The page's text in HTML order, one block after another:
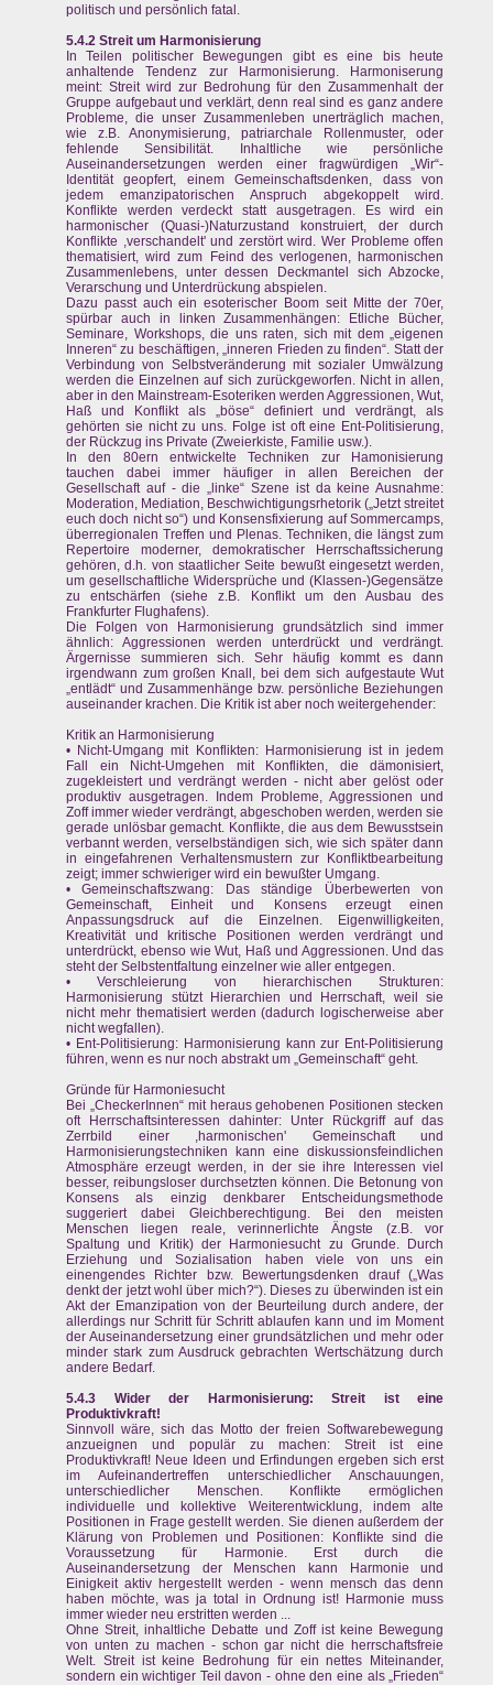
politisch und persönlich fatal.
5.4.2 Streit um Harmonisierung
In Teilen politischer Bewegungen gibt es eine bis heute
anhaltende Tendenz zur Harmonisierung. Harmoniserung
meint: Streit wird zur Bedrohung für den Zusammenhalt der
Gruppe aufgebaut und verklärt, denn real sind es ganz andere
Probleme, die unser Zusammenleben unerträglich machen,
wie z.B. Anonymisierung, patriarchale Rollenmuster, oder
fehlende Sensibilität. Inhaltliche wie persönliche
Auseinandersetzungen werden einer fragwürdigen „Wir“-
Identität geopfert, einem Gemeinschaftsdenken, dass von
jedem emanzipatorischen Anspruch abgekoppelt wird.
Konflikte werden verdeckt statt ausgetragen. Es wird ein
harmonischer (Quasi-)Naturzustand konstruiert, der durch
Konflikte ,verschandelt' und zerstört wird. Wer Probleme offen
thematisiert, wird zum Feind des verlogenen, harmonischen
Zusammenlebens, unter dessen Deckmantel sich Abzocke,
Verarschung und Unterdrückung abspielen.
Dazu passt auch ein esoterischer Boom seit Mitte der 70er,
spürbar auch in linken Zusammenhängen: Etliche Bücher,
Seminare, Workshops, die uns raten, sich mit dem „eigenen
Inneren“ zu beschäftigen, „inneren Frieden zu finden“. Statt der
Verbindung von Selbstveränderung mit sozialer Umwälzung
werden die Einzelnen auf sich zurückgeworfen. Nicht in allen,
aber in den Mainstream-Esoteriken werden Aggressionen, Wut,
Haß und Konflikt als „böse“ definiert und verdrängt, als
gehörten sie nicht zu uns. Folge ist oft eine Ent-Politisierung,
der Rückzug ins Private (Zweierkiste, Familie usw.).
In den 80ern entwickelte Techniken zur Hamonisierung
tauchen dabei immer häufiger in allen Bereichen der
Gesellschaft auf - die „linke“ Szene ist da keine Ausnahme:
Moderation, Mediation, Beschwichtigungsrhetorik („Jetzt streitet
euch doch nicht so“) und Konsensfixierung auf Sommercamps,
überregionalen Treffen und Plenas. Techniken, die längst zum
Repertoire moderner, demokratischer Herrschaftssicherung
gehören, d.h. von staatlicher Seite bewußt eingesetzt werden,
um gesellschaftliche Widersprüche und (Klassen-)Gegensätze
zu entschärfen (siehe z.B. Konflikt um den Ausbau des
Frankfurter Flughafens).
Die Folgen von Harmonisierung grundsätzlich sind immer
ähnlich: Aggressionen werden unterdrückt und verdrängt.
Ärgernisse summieren sich. Sehr häufig kommt es dann
irgendwann zum großen Knall, bei dem sich aufgestaute Wut
„entlädt“ und Zusammenhänge bzw. persönliche Beziehungen
auseinander krachen. Die Kritik ist aber noch weitergehender:
Kritik an Harmonisierung
• Nicht-Umgang mit Konflikten: Harmonisierung ist in jedem
Fall ein Nicht-Umgehen mit Konflikten, die dämonisiert,
zugekleistert und verdrängt werden - nicht aber gelöst oder
produktiv ausgetragen. Indem Probleme, Aggressionen und
Zoff immer wieder verdrängt, abgeschoben werden, werden sie
gerade unlösbar gemacht. Konflikte, die aus dem Bewusstsein
verbannt werden, verselbständigen sich, wie sich später dann
in eingefahrenen Verhaltensmustern zur Konfliktbearbeitung
zeigt; immer schwieriger wird ein bewußter Umgang.
• Gemeinschaftszwang: Das ständige Überbewerten von
Gemeinschaft, Einheit und Konsens erzeugt einen
Anpassungsdruck auf die Einzelnen. Eigenwilligkeiten,
Kreativität und kritische Positionen werden verdrängt und
unterdrückt, ebenso wie Wut, Haß und Aggressionen. Und das
steht der Selbstentfaltung einzelner wie aller entgegen.
• Verschleierung von hierarchischen Strukturen:
Harmonisierung stützt Hierarchien und Herrschaft, weil sie
nicht mehr thematisiert werden (dadurch logischerweise aber
nicht wegfallen).
• Ent-Politisierung: Harmonisierung kann zur Ent-Politisierung
führen, wenn es nur noch abstrakt um „Gemeinschaft“ geht.
Gründe für Harmoniesucht
Bei „CheckerInnen“ mit heraus gehobenen Positionen stecken
oft Herrschaftsinteressen dahinter: Unter Rückgriff auf das
Zerrbild einer ,harmonischen' Gemeinschaft und
Harmonisierungstechniken kann eine diskussionsfeindlichen
Atmosphäre erzeugt werden, in der sie ihre Interessen viel
besser, reibungsloser durchsetzten können. Die Betonung von
Konsens als einzig denkbarer Entscheidungsmethode
suggeriert dabei Gleichberechtigung. Bei den meisten
Menschen liegen reale, verinnerlichte Ängste (z.B. vor
Spaltung und Kritik) der Harmoniesucht zu Grunde. Durch
Erziehung und Sozialisation haben viele von uns ein
einengendes Richter bzw. Bewertungsdenken drauf („Was
denkt der jetzt wohl über mich?“). Dieses zu überwinden ist ein
Akt der Emanzipation von der Beurteilung durch andere, der
allerdings nur Schritt für Schritt ablaufen kann und im Moment
der Auseinandersetzung einer grundsätzlichen und mehr oder
minder stark zum Ausdruck gebrachten Wertschätzung durch
andere Bedarf.
5.4.3 Wider der Harmonisierung: Streit ist eine
Produktivkraft!
Sinnvoll wäre, sich das Motto der freien Softwarebewegung
anzueignen und populär zu machen: Streit ist eine
Produktivkraft! Neue Ideen und Erfindungen ergeben sich erst
im Aufeinandertreffen unterschiedlicher Anschauungen,
unterschiedlicher Menschen. Konflikte ermöglichen
individuelle und kollektive Weiterentwicklung, indem alte
Positionen in Frage gestellt werden. Sie dienen außerdem der
Klärung von Problemen und Positionen: Konflikte sind die
Voraussetzung für Harmonie. Erst durch die
Auseinandersetzung der Menschen kann Harmonie und
Einigkeit aktiv hergestellt werden - wenn mensch das denn
haben möchte, was ja total in Ordnung ist! Harmonie muss
immer wieder neu erstritten werden ...
Ohne Streit, inhaltliche Debatte und Zoff ist keine Bewegung
von unten zu machen - schon gar nicht die herrschaftsfreie
Welt. Streit ist keine Bedrohung für ein nettes Miteinander,
sondern ein wichtiger Teil davon - ohne den eine als „Frieden“